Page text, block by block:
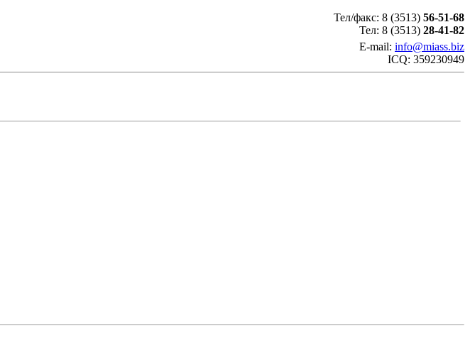
Тел/факс: 8 (3513) 56-51-68
Тел: 8 (3513) 28-41-82
E-mail: info@miass.biz
ICQ: 359230949